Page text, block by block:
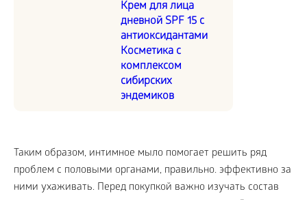
Крем для лица
дневной SPF 15 с
антиоксидантами
Косметика с
комплексом
сибирских
эндемиков
Таким образом, интимное мыло помогает решить ряд
проблем с половыми органами, правильно. эффективно за
ними ухаживать. Перед покупкой важно изучать состав